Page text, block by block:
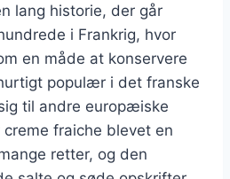
lang historie, der går
i Frankrig, hvor
en måde at konservere
populær i det franske
til andre europæiske
fraiche blevet en
retter, og den